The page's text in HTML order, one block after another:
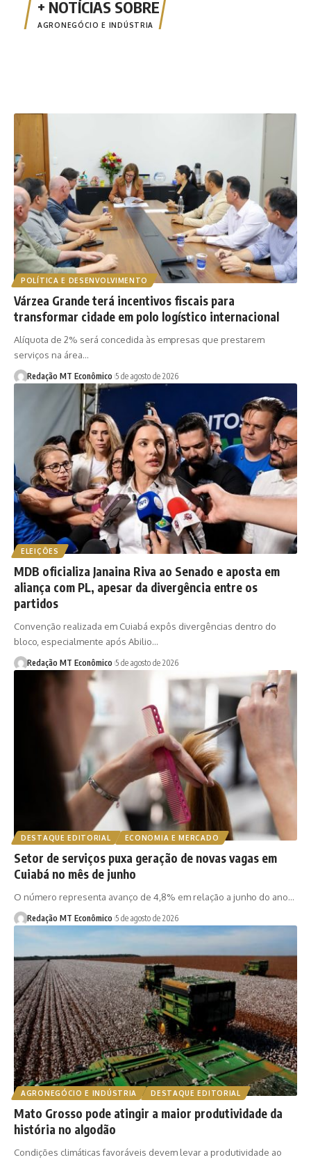
AGRONEGÓCIO E INDÚSTRIA
POLÍTICA E DESENVOLVIMENTO
Várzea Grande terá incentivos fiscais para
transformar cidade em polo logístico internacional
Alíquota de 2% será concedida às empresas que prestarem
serviços na área…
Redação MT Econômico 5 de agosto de 2026
ELEIÇÕES
MDB oficializa Janaina Riva ao Senado e aposta em
aliança com PL, apesar da divergência entre os
partidos
Convenção realizada em Cuiabá expôs divergências dentro do
bloco, especialmente após Abilio…
Redação MT Econômico 5 de agosto de 2026
DESTAQUE EDITORIAL ECONOMIA E MERCADO
Setor de serviços puxa geração de novas vagas em
Cuiabá no mês de junho
O número representa avanço de 4,8% em relação a junho do ano…
Redação MT Econômico 5 de agosto de 2026
AGRONEGÓCIO E INDÚSTRIA DESTAQUE EDITORIAL
Mato Grosso pode atingir a maior produtividade da
história no algodão
Condições climáticas favoráveis devem levar a produtividade ao